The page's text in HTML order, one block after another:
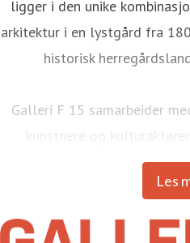
Les
ligger i den unike
arkitektur i en lystgård fra
historisk
Galleri F 15 samarbeider
mangfoldig
Momentumbiennalen ble